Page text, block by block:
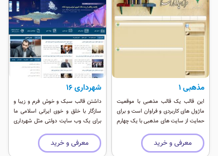
مذهبی 1
این قالب یک قالب مذهبی با موقعیت
ماژول های کاربردی و فراوان است و برای
حمایت از سایت های مذهبی با یک چهارم
سایت مذهبی هستید و توان پرداخت
همین مقدار هزینه را هم ندارید میتوانید
معرفی و خرید
شهرداری ۱۶
داشتن قالب سبک و خوش فرم و زیبا و
سازگار با خلق و خوی ایرانی اسلامی ما
برای یک وب سایت دولتی مثل شهرداری
ایرانی روحیه ایرانی داشته باشد در عین
حال کامل و مدرن باشد. قالبی که پیش
معرفی و خرید